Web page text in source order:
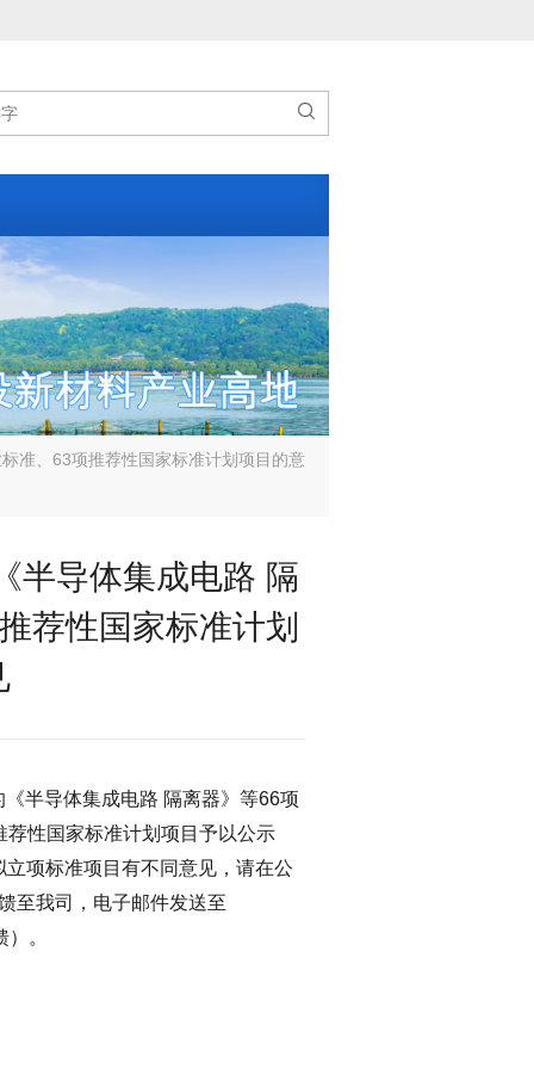

准、63项推荐性国家标准计划项目的意
半导体集成电路 隔
荐性国家标准计划
半导体集成电路 隔离器》等66项
性国家标准计划项目予以公示
项标准项目有不同意见，请在公
至我司，电子邮件发送至
。